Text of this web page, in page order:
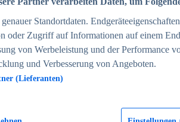
Standortdaten.
oder Zugriff auf Informationen auf einem
von Werbeleistung und der Performance
und Verbesserung von Angeboten.
(Lieferanten)